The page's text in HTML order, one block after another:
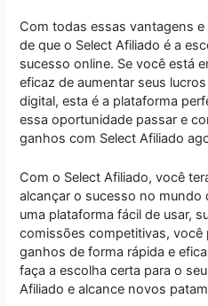
Com todas essas vantagens
de que o Select Afiliado é a
sucesso online. Se você está
eficaz de aumentar seus
digital, esta é a plataforma
essa oportunidade passar e
ganhos com Select Afiliado
Com o Select Afiliado, você
alcançar o sucesso no
uma plataforma fácil de usar,
comissões competitivas, você
ganhos de forma rápida e
faça a escolha certa para o
Afiliado e alcance novos